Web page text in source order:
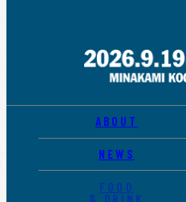
ABOUT
NEWS
FOOD
& DRINK